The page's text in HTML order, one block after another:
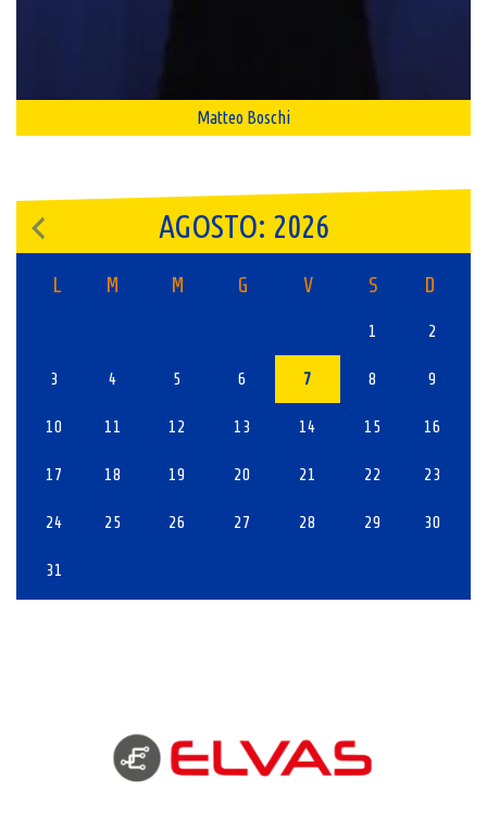
Matteo Boschi
AGOSTO: 2026
L M M G V S D
1 2
3 4 5 6 7 8 9
10 11 12 13 14 15 16
17 18 19 20 21 22 23
24 25 26 27 28 29 30
31